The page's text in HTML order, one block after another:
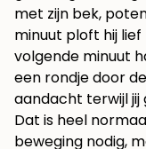
met zijn bek,
minuut ploft hij
volgende minuut
een rondje door
aandacht terwijl jij
Dat is heel
beweging nodig,